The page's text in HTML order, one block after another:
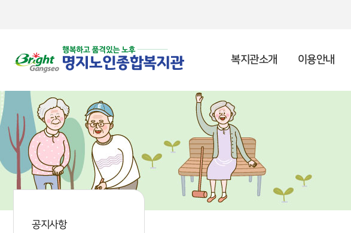
복지관소개 이용안내
공지사항